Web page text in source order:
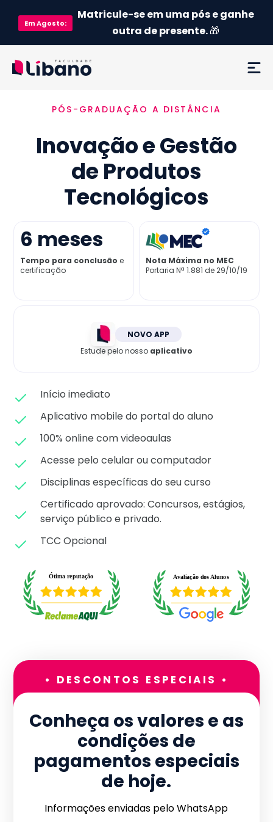
EmAgosto:
Matricule-se em uma pós e ganhe
outra de presente.🎁
Ementa
Como funciona
Credenciamento MEC
Já sou aluno
PÓS-GRADUAÇÃO A DISTÂNCIA
Inovação e Gestão
de Produtos
Tecnológicos
6 meses
Tempo para conclusão e
certificação
Nota Máxima no MEC
Portaria Nª 1.881 de 29/10/19
NOVO APP
Estude pelo nosso aplicativo
Início imediato
Aplicativo mobile do portal do aluno
100% online com videoaulas
Acesse pelo celular ou computador
Disciplinas específicas do seu curso
Certificado aprovado: Concursos, estágios,
serviço público e privado.
TCC Opcional
• DESCONTOS ESPECIAIS •
Conheça os valores e as
condições de
pagamentos especiais
de hoje.
Informações enviadas pelo WhatsApp